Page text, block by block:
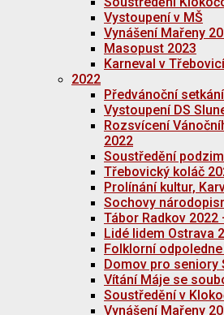
Vystoupení v MŠ
Vynášení Mařeny
Masopust 2023
Karneval v
2022
Předvánoční
Vystoupení DS
Rozsvícení
2022
Soustředění
Třebovický koláč
Prolínání kultur,
Sochovy
Tábor Radkov
Lidé lidem Ostrava
Folklorní
Domov pro seniory
Vítání Máje se
Soustředění v
Vynášení Mařeny